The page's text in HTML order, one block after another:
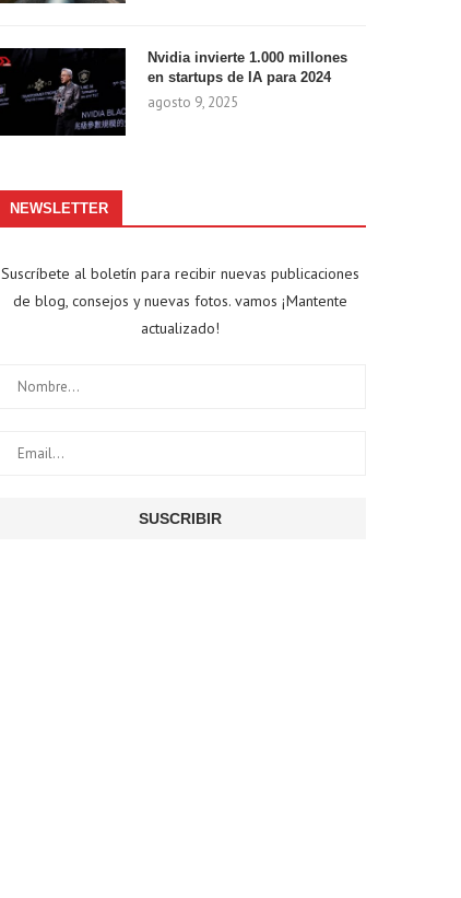
Nvidia invierte 1.000 millones
en startups de IA para 2024
agosto 9, 2025
NEWSLETTER
Suscríbete al boletín para recibir nuevas publicaciones
de blog, consejos y nuevas fotos. vamos ¡Mantente
actualizado!